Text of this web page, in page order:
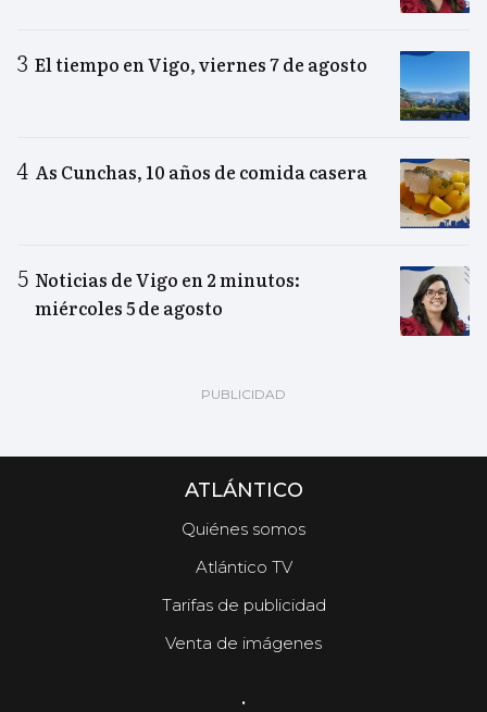
El tiempo en Vigo, viernes 7 de agosto
As Cunchas, 10 años de comida casera
Noticias de Vigo en 2 minutos:
miércoles 5 de agosto
ATLÁNTICO
Quiénes somos
Atlántico TV
Tarifas de publicidad
Venta de imágenes
.